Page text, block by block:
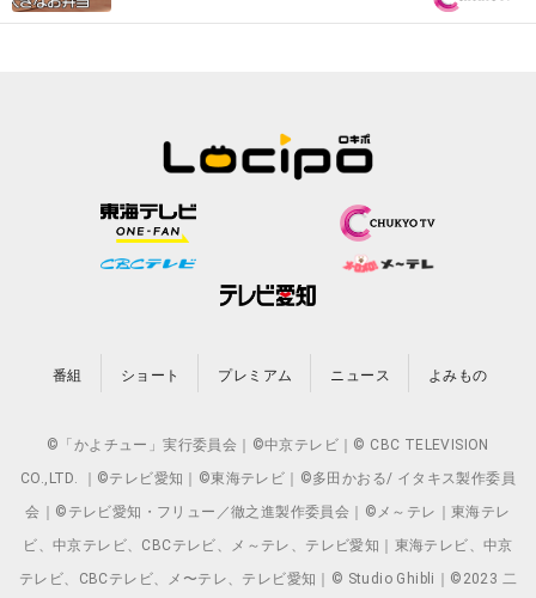
番組 ショート プレミアム ニュース よみもの
©「かよチュー」実行委員会｜©中京テレビ｜© CBC TELEVISION
CO.,LTD. ｜©テレビ愛知｜©東海テレビ｜©多田かおる/ イタキス製作委員
会｜©テレビ愛知・フリュー／徹之進製作委員会｜©メ～テレ｜東海テレ
ビ、中京テレビ、CBCテレビ、メ～テレ、テレビ愛知｜東海テレビ、中京
テレビ、CBCテレビ、メ〜テレ、テレビ愛知｜© Studio Ghibli｜©2023 二